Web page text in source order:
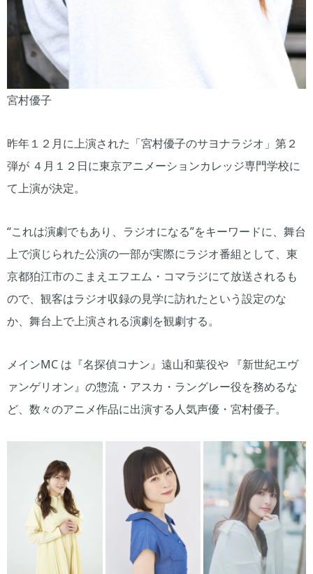
宮村優子
昨年１２月に上演された「宮村優子のサヨナラジオ」第２
弾が ４月１２日に東京アニメーションカレッジ専門学校に
て上演が決定。
“これは演劇でもあり、ラジオになる”をキーワードに、舞台
上で演じられた公演の一部が実際にラジオ番組として、東
京都狛江市のこまえエフエム・コマラジにて放送されるも
ので、観客はラジオ収録の見学に訪れたという設定のな
か、舞台上で上演される演劇を観劇する。
メインMC は『名探偵コナン』遠山和葉役や 『新世紀エヴ
ァンゲリオン』の惣流・アスカ・ラングレー役を務めるな
ど、数々のアニメ作品に出演する人気声優・宮村優子。